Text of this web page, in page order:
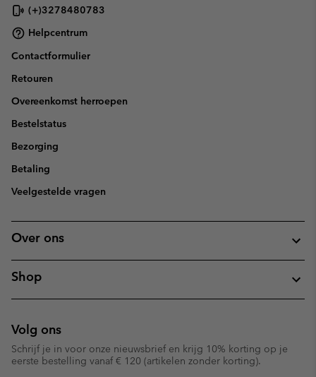
(+)3278480783
Helpcentrum
Contactformulier
Retouren
Overeenkomst herroepen
Bestelstatus
Bezorging
Betaling
Veelgestelde vragen
Over ons
Shop
Volg ons
Schrijf je in voor onze nieuwsbrief en krijg 10% korting op je
eerste bestelling vanaf € 120 (artikelen zonder korting).